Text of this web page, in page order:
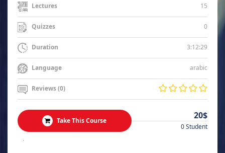
Lectures 15
Quizzes 0
Duration 3:12:29
Language arabic
Reviews (0)
Take This Course 20$
0 Student
.